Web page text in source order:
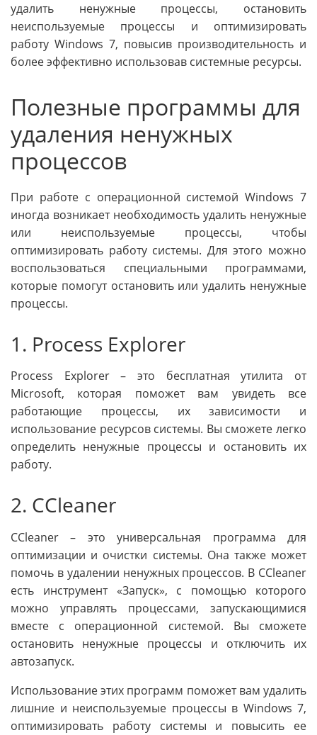
удалить ненужные процессы, остановить
неиспользуемые процессы и оптимизировать
работу Windows 7, повысив производительность и
более эффективно использовав системные ресурсы.
Полезные программы для
удаления ненужных
процессов
При работе с операционной системой Windows 7
иногда возникает необходимость удалить ненужные
или неиспользуемые процессы, чтобы
оптимизировать работу системы. Для этого можно
воспользоваться специальными программами,
которые помогут остановить или удалить ненужные
процессы.
1. Process Explorer
Process Explorer – это бесплатная утилита от
Microsoft, которая поможет вам увидеть все
работающие процессы, их зависимости и
использование ресурсов системы. Вы сможете легко
определить ненужные процессы и остановить их
работу.
2. CCleaner
CCleaner – это универсальная программа для
оптимизации и очистки системы. Она также может
помочь в удалении ненужных процессов. В CCleaner
есть инструмент «Запуск», с помощью которого
можно управлять процессами, запускающимися
вместе с операционной системой. Вы сможете
остановить ненужные процессы и отключить их
автозапуск.
Использование этих программ поможет вам удалить
лишние и неиспользуемые процессы в Windows 7,
оптимизировать работу системы и повысить ее